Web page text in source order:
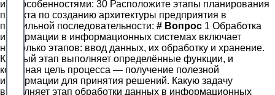
и их особенностями: 30 Расположите этапы планирования
проекта по созданию архитектуры предприятия в
правильной последовательности: # Вопрос 1 Обработка
информации в информационных системах включает
несколько этапов: ввод данных, их обработку и хранение.
Каждый этап выполняет определённые функции, и
конечная цель процесса — получение полезной
информации для принятия решений. Какую задачу
выполняет этап обработки данных в информационных